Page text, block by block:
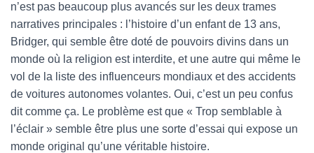
n’est pas beaucoup plus avancés sur les deux trames
narratives principales : l’histoire d’un enfant de 13 ans,
Bridger, qui semble être doté de pouvoirs divins dans un
monde où la religion est interdite, et une autre qui même le
vol de la liste des influenceurs mondiaux et des accidents
de voitures autonomes volantes. Oui, c’est un peu confus
dit comme ça. Le problème est que « Trop semblable à
l’éclair » semble être plus une sorte d’essai qui expose un
monde original qu’une véritable histoire.